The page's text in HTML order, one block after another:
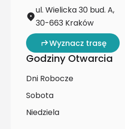
ul. Wielicka 30 bud. A,
30-663 Kraków
Wyznacz trasę
Godziny Otwarcia
Dni Robocze
Sobota
Niedziela